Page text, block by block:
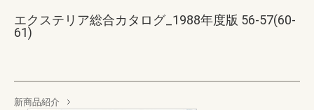
エクステリア総合カタログ_1988年度版 56-57(60-
61)
新商品紹介